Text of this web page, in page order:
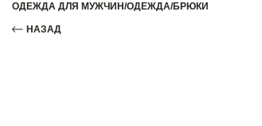
ОДЕЖДА ДЛЯ МУЖЧИН/ОДЕЖДА/БРЮКИ
НАЗАД